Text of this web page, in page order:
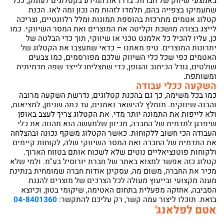
שתעמיקו בצפייה בהם, תלמדו לזהות מה נכון ומה לאו. הכנת
קטלוג אטמים מתרכזת בהוספת תמונות ומלל רלוונטיים, וצריכה
לייצג בצורה מושכת וקליטה את המוצרים ואת המסר השיווקי. כמו
כן, עליו להכיל כל אלמנט טכני או שיווקי, תוך כדי הבלטה של
יתרונות המוצרים. טיפ מאתנו – כדאי שתעצבו את הקטלוג של
האטמים כפי שכל כלי השיווק שלכם מפורסמים, כמו צבעים
שולטים, גודל הכיתוב והגופן, כדי שתצליחו לייצר שפה תדמיתית
ומשותפת.
השקעה ככלי עבודה
כמו בכל משימה, כך גם בהכנת קטלוגים, נדרשת השקעה מרובה
והבנה שיווקית. מומלץ להישאר נאמנים, עד כמה שניתן, למציאות,
ולא לייפות את התמונה יותר מדי. את הקטלוג צריך לעצב באופן
שיפרגן לתדמית של החברה, מכיוון שלמעשה הוא מהווה את כלי
העבודה הכי חשוב ללקוחות. כאשר הקטלוג משקף נכונה ובהצלחה
את התדמית של החברה ואת המסר השיווקי שלה, לקוחות קיימים
ולקוחות פוטנציאליים נוטים שלא לשכוח אותם בטווח הארוך.
קטלוג כזה אפשר למצוא באתר של חברת יורוסיל בע"מ. ולמי שלא
מכיר את החברה, משום מה, עסקינן אודות חברה שמומחית בנתינת
מענה מקצועי ובייעוץ מעולה לכל הצרכים של מוצרים להגנת
הסביבה, אחזקה מפעלית בתחום האטימה, שיקומי בטון, וכיוצא
בזאת. תוכלו ליצור עמה קשר, רק עליכם להתקשר: 04-8401360
אטם לפלאנג'